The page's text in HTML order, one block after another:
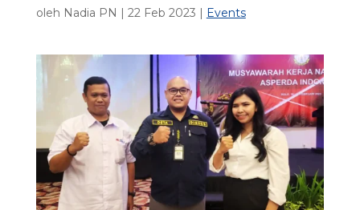
oleh Nadia PN | 22 Feb 2023 | Events